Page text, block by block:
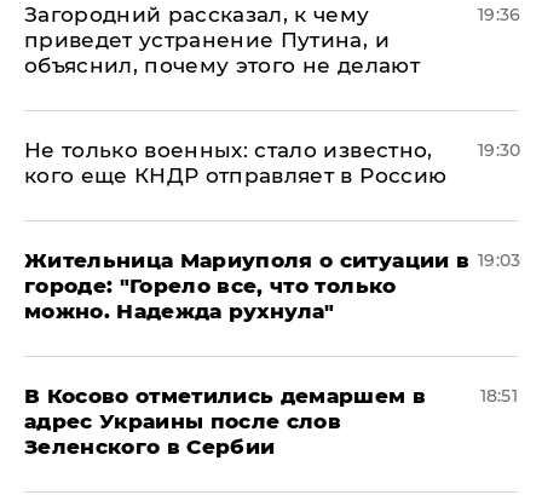
Загородний рассказал, к чему
приведет устранение Путина, и
объяснил, почему этого не делают
19:36
Не только военных: стало известно,
кого еще КНДР отправляет в Россию
19:30
Жительница Мариуполя о ситуации в
городе: "Горело все, что только
можно. Надежда рухнула"
19:03
В Косово отметились демаршем в
адрес Украины после слов
Зеленского в Сербии
18:51